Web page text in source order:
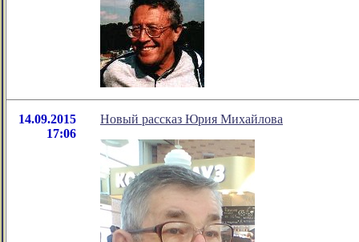
14.09.2015
17:06
Новый рассказ Юрия Михайлова